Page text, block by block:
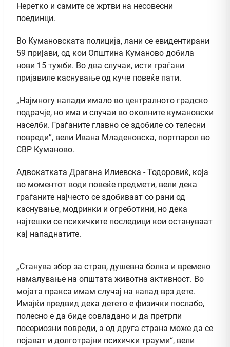
Неретко и самите се жртви на несовесни
поединци.
Во Кумановската полиција, лани се евидентирани
59 пријави, од кои Општина Куманово добила
нови 15 тужби. Во два случаи, исти граѓани
пријавиле каснување од куче повеќе пати.
„Најмногу напади имало во централното градско
подрачје, но има и случаи во околните кумановски
населби. Граѓаните главно се здобиле со телесни
повреди“, вели Ивана Младеновска, портпарол во
СВР Куманово.
Адвокатката Драгана Илиевска - Тодоровиќ, која
во моментот води повеќе предмети, вели дека
граѓаните најчесто се здобиваат со рани од
каснување, модринки и огреботини, но дека
најтешки се психичките последици кои остануваат
кај нападнатите.
„Станува збор за страв, душевна болка и времено
намалување на општата животна активност. Во
мојата пракса имам случај на напад врз дете.
Имајќи предвид дека детето е физички послабо,
полесно е да биде совладано и да претрпи
посериозни повреди, а од друга страна може да се
појават и долготрајни психички трауми“, вели